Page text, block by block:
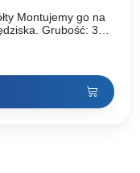
Montujemy go na
Grubość: 3